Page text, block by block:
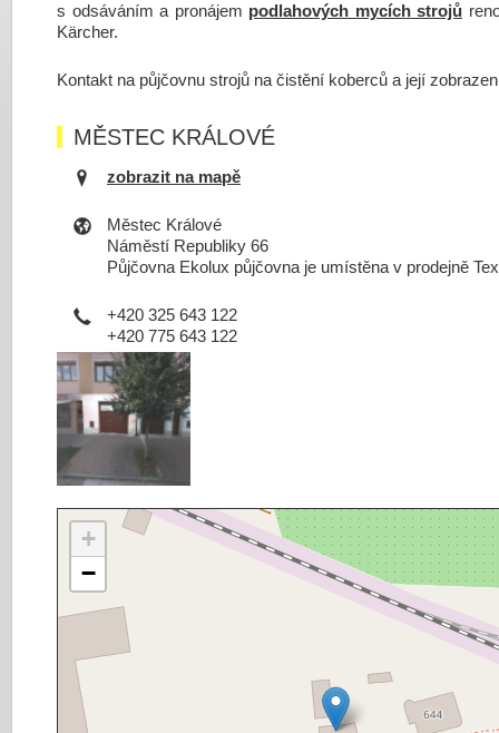
s odsáváním a pronájem podlahových mycích strojů
Kärcher.
Kontakt na půjčovnu strojů na čistění koberců a její
MĚSTEC KRÁLOVÉ
zobrazit na mapě
Městec Králové
Náměstí Republiky 66
Půjčovna Ekolux půjčovna je umístěna v prodejně
+420 325 643 122
+420 775 643 122
+
−